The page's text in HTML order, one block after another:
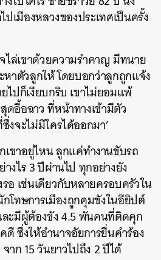
ปเมืองหลวงของประเทศเป็นครั้ง
ไล่เขาด้วยความรำคาญ มีทนาย
หาตัวลูกให้ โดยบอกว่าลูกถูกแจ้ง
ไปก็เงียบกริบ เขาไม่ยอมแพ้
ดอื้อฉาว ที่หน้าทางเข้ามีตัว
งจะไม่มีใครได้ออกมา’
ขาอยู่ไหน ลูกแค่ทำงานขับรถ
งไร 3 ปีผ่านไป ทุกอย่างยัง
อ เช่นเดียวกับหลายครอบครัวใน
โทษการเมืองถูกคุมขังในอียิปต์
ะมีผู้ต้องขัง 4.5 พันคนที่ติดคุก
ดี ซึ่งให้อำนาจอัยการยื่นคำร้อง
าก 15 วันยาวไปถึง 2 ปีได้